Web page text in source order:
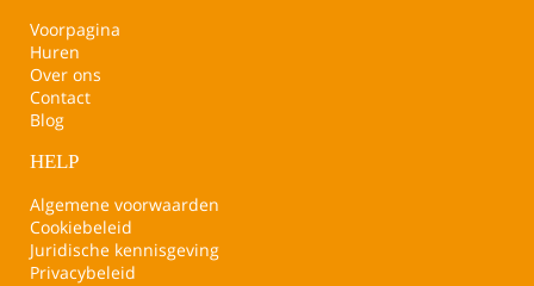
Voorpagina
Huren
Over ons
Contact
Blog
HELP
Algemene voorwaarden
Cookiebeleid
Juridische kennisgeving
Privacybeleid